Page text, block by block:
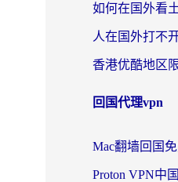
回国代理vpn